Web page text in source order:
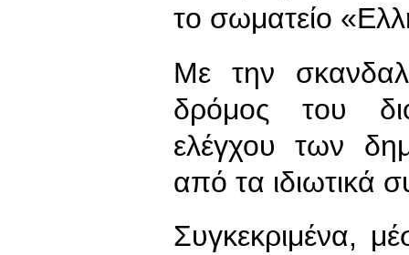
το σωματείο
Με την
δρόμος του
ελέγχου των
από τα ιδιωτικά
Συγκεκριμένα,